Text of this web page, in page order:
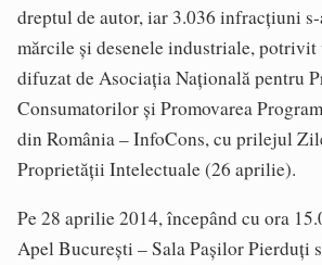
dreptul de autor, iar 3.036 infracțiuni
mărcile și desenele industriale,
difuzat de Asociația Națională pentru
Consumatorilor și Promovarea
din România – InfoCons, cu prilejul
Proprietății Intelectuale (26 aprilie).
Pe 28 aprilie 2014, începând cu ora
Apel București – Sala Pașilor Pierduți